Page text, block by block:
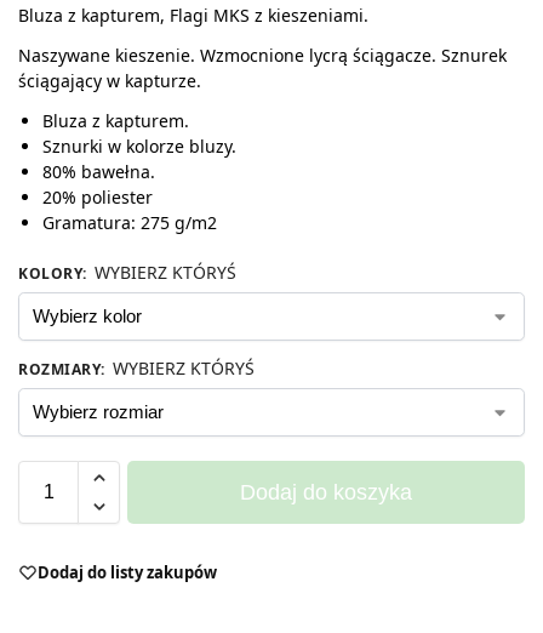
Bluza z kapturem, Flagi MKS z kieszeniami.
Naszywane kieszenie. Wzmocnione lycrą ściągacze. Sznurek
ściągający w kapturze.
Bluza z kapturem.
Sznurki w kolorze bluzy.
80% bawełna.
20% poliester
Gramatura: 275 g/m2
KOLORY: WYBIERZ KTÓRYŚ
ROZMIARY: WYBIERZ KTÓRYŚ
Dodaj do koszyka
Dodaj do listy zakupów